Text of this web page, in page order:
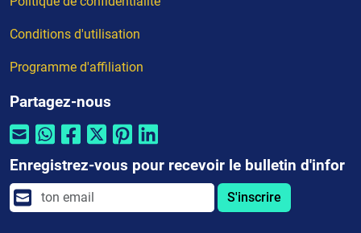
Conditions d'utilisation
Programme d'affiliation
Partagez-nous
Enregistrez-vous pour recevoir le bulletin d'infor
S'inscrire